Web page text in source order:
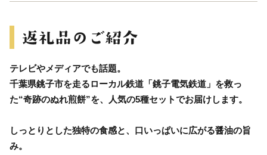
テレビやメディアでも話題。
千葉県銚子市を走るローカル鉄道「銚子電気鉄道」を救っ
た“奇跡のぬれ煎餅”を、人気の5種セットでお届けします。
しっとりとした独特の食感と、口いっぱいに広がる醤油の旨
み。